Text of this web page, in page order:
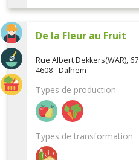
De la Fleur au Fruit
Rue Albert Dekkers(WAR), 67
4608 - Dalhem
Types de production
Types de transformation